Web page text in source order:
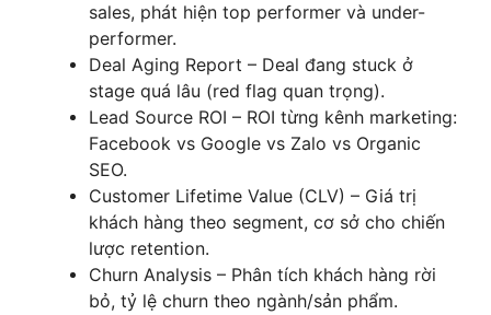
sales, phát hiện top performer và under-
performer.
Deal Aging Report – Deal đang stuck ở
stage quá lâu (red flag quan trọng).
Lead Source ROI – ROI từng kênh marketing:
Facebook vs Google vs Zalo vs Organic
SEO.
Customer Lifetime Value (CLV) – Giá trị
khách hàng theo segment, cơ sở cho chiến
lược retention.
Churn Analysis – Phân tích khách hàng rời
bỏ, tỷ lệ churn theo ngành/sản phẩm.